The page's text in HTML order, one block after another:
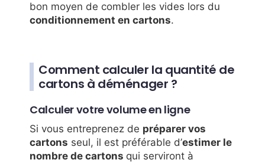
bon moyen de combler les vides lors du
conditionnement en cartons.
Comment calculer la quantité de
cartons à déménager ?
Calculer votre volume en ligne
Si vous entreprenez de préparer vos
cartons seul, il est préférable d’estimer le
nombre de cartons qui serviront à